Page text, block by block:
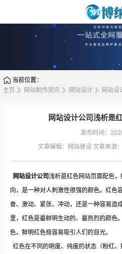
当前位置：
主页
网站制作资讯 网站设计 网站设
网站设计公司浅析是
发布时间：
文章编辑：
网站建设 文章来源：
网站设计公司浅析是红色网站页面配色
向，是一种对人刺激性很强的颜色。红色
奋、激动、紧张、冲动，还是一种容易造
里，红色是最鲜明生动的、最热烈的颜色
色。鲜明红色极容易吸引人们的目光。
红色在不同的明度、纯度的状态（粉红